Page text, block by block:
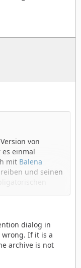
von
es einmal
mit Balena
und seinen
config
dialog in
wrong. If it is a
archive is not